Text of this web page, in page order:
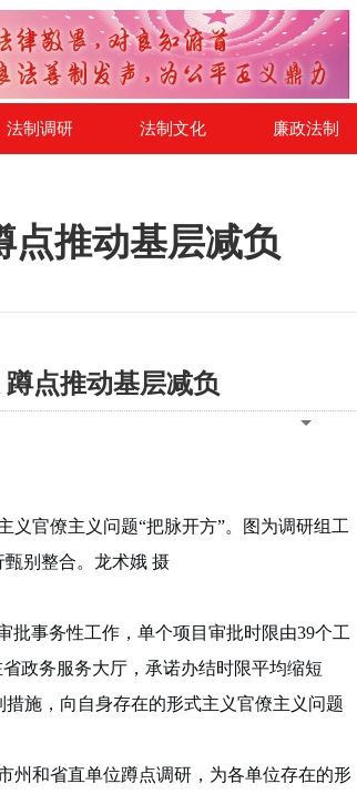
法制调研 法制文化 廉政法制
点推动基层减负
点推动基层减负
官僚主义问题“把脉开方”。图为调研组工
别整合。龙术娥 摄
事务性工作，单个项目审批时限由39个工
政务服务大厅，承诺办结时限平均缩短
施，向自身存在的形式主义官僚主义问题
和省直单位蹲点调研，为各单位存在的形